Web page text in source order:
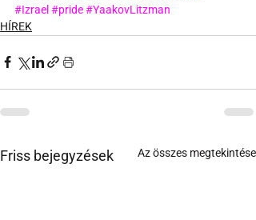
#Izrael #pride#YaakovLitzman
HÍREK
Friss bejegyzések Az összes megtekintése